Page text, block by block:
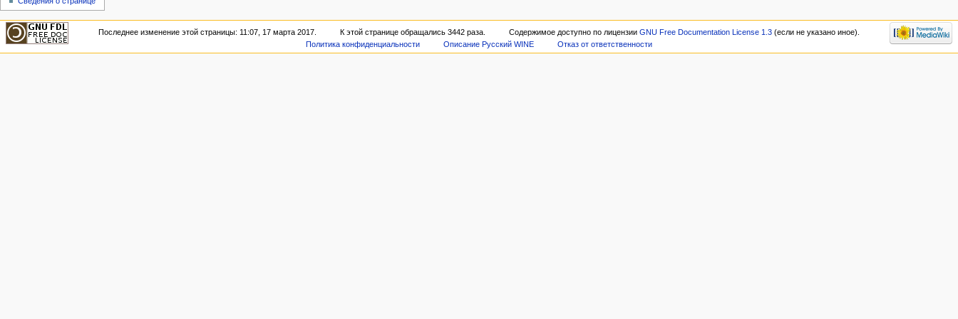
Последнее изменение этой страницы: 11:07, 17 марта 2017. К этой странице обращались 3442 раза. Содержимое доступно по лицензии GNU Free Documentation License 1.3(если не указано иное).
Политика конфиденциальности
Описание Русский WINE Отказ от ответственности